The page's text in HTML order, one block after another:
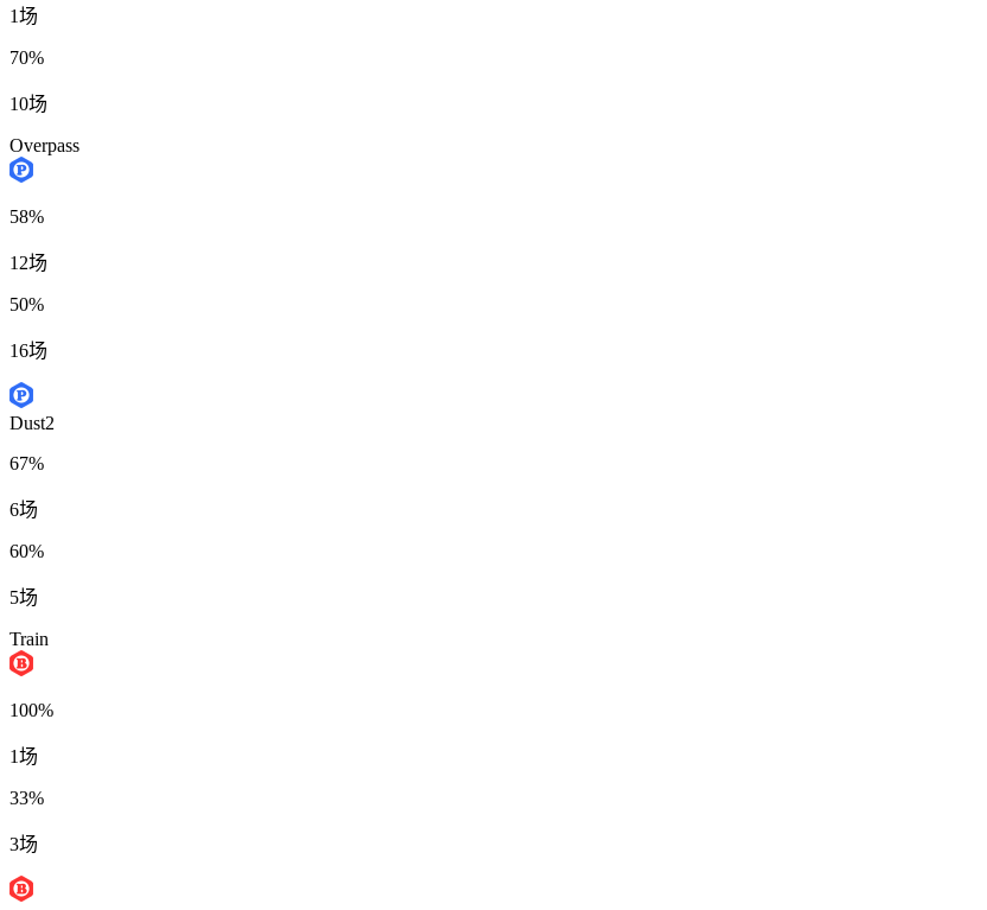
1场
70%
10场
Overpass
58%
12场
50%
16场
Dust2
67%
6场
60%
5场
Train
100%
1场
33%
3场